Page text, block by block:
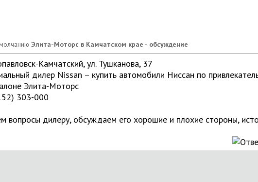
Элита-Моторс в Камчатском крае - обсуждение
Камчатский, ул. Тушканова, 37
дилер Nissan – купить автомобили Ниссан по
Элита-Моторс
303-000
вопросы дилеру, обсуждаем его хорошие и плохие стороны,